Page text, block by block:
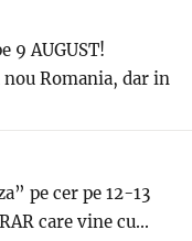
9 AUGUST!
Romania, dar in
pe cer pe 12-13
care vine cu...